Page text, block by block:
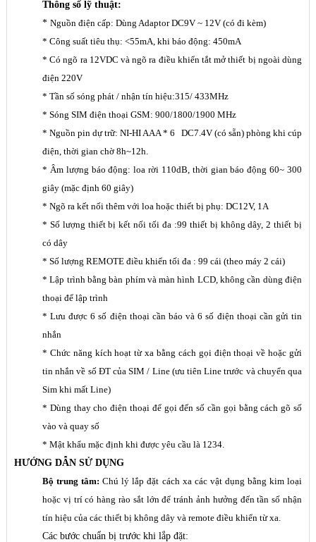
Thông số lỹ thuật:
* Nguồn điện cấp: Dùng Adaptor DC9V ~ 12V (có đi kèm)
* Công suất tiêu thụ: <55mA, khi báo động: 450mA
*Có ngõ ra 12VDC và ngõ ra điều khiển tắt mở thiết bị ngoài dùng
điện 220V
* Tần số sóng phát / nhận tín hiệu:315/ 433MHz
* Sóng SIM điện thoại GSM: 900/1800/1900 MHz
* Nguồn pin dự trữ: NI-HI AAA * 6 DC7.4V (có sẵn) phòng khi cúp
điện, thời gian chờ 8h~12h.
* Âm lượng báo động: loa rời 110dB, thời gian báo động 60~ 300
giây (mặc định 60 giây)
* Ngõ ra kết nối thêm với loa hoặc thiết bị phụ: DC12V, 1A
* Số lượng thiết bị kết nối tối đa :99 thiết bị không dây, 2 thiết bị
có dây
* Số lượng REMOTE điều khiển tối đa : 99 cái (theo máy 2 cái)
*Lập trình bằng bàn phím và màn hình LCD, không cần dùng điện
thoại để lập trình
*Lưu được 6 số điện thoại cần báo và 6 số điện thoại cần gửi tin
nhắn
* Chức năng kích hoạt từ xa bằng cách gọi điện thoại về hoặc gửi
tin nhắn về số ĐT của SIM / Line (ưu tiên Line trước và chuyển qua
Sim khi mất Line)
* Dùng thay cho điện thoại để gọi đến số cần gọi bằng cách gõ số
vào và quay số
* Mật khẩu mặc định khi được yêu cầu là 1234.
HƯỚNG DẪN SỬ DỤNG
Bộ trung tâm:Chú lý lắp đặt cách xa các vật dụng bằng kim loại
hoặc vị trí có hàng rào sắt lớn để tránh ảnh hưởng đến tần số nhận
tín hiệu của các thiết bị không dây và remote điều khiển từ xa.
Các bước chuẩn bị trước khi lắp đặt: